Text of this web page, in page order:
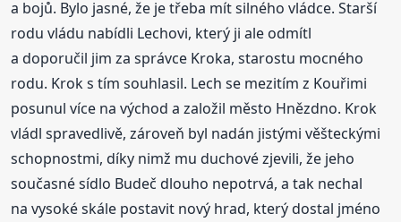
a bojů. Bylo jasné, že je třeba mít silného vládce. Starší
rodu vládu nabídli Lechovi, který ji ale odmítl
a doporučil jim za správce Kroka, starostu mocného
rodu. Krok s tím souhlasil. Lech se mezitím z Kouřimi
posunul více na východ a založil město Hnězdno. Krok
vládl spravedlivě, zároveň byl nadán jistými věšteckými
schopnostmi, díky nimž mu duchové zjevili, že jeho
současné sídlo Budeč dlouho nepotrvá, a tak nechal
na vysoké skále postavit nový hrad, který dostal jméno